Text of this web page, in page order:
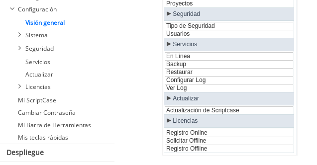
Configuración
Visión general
Sistema
Seguridad
Servicios
Actualizar
Licencias
Mi ScriptCase
Cambiar Contraseña
Mi Barra de Herramientas
Mis teclas rápidas
Despliegue